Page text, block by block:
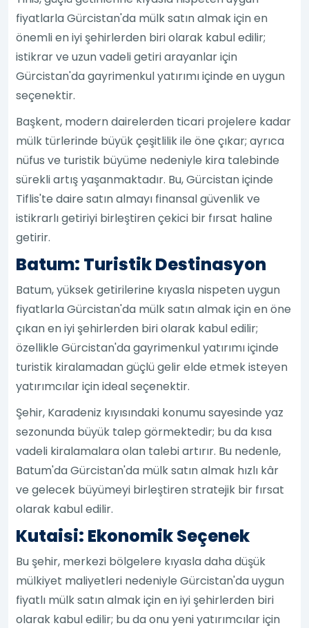
fiyatlarla Gürcistan'da mülk satın almak için en
önemli en iyi şehirlerden biri olarak kabul edilir;
istikrar ve uzun vadeli getiri arayanlar için
Gürcistan'da gayrimenkul yatırımı içinde en uygun
seçenektir.
Başkent, modern dairelerden ticari projelere kadar
mülk türlerinde büyük çeşitlilik ile öne çıkar; ayrıca
nüfus ve turistik büyüme nedeniyle kira talebinde
sürekli artış yaşanmaktadır. Bu, Gürcistan içinde
Tiflis'te daire satın almayı finansal güvenlik ve
istikrarlı getiriyi birleştiren çekici bir fırsat haline
getirir.
Batum: Turistik Destinasyon
Batum, yüksek getirilerine kıyasla nispeten uygun
fiyatlarla Gürcistan'da mülk satın almak için en öne
çıkan en iyi şehirlerden biri olarak kabul edilir;
özellikle Gürcistan'da gayrimenkul yatırımı içinde
turistik kiralamadan güçlü gelir elde etmek isteyen
yatırımcılar için ideal seçenektir.
Şehir, Karadeniz kıyısındaki konumu sayesinde yaz
sezonunda büyük talep görmektedir; bu da kısa
vadeli kiralamalara olan talebi artırır. Bu nedenle,
Batum'da Gürcistan'da mülk satın almak hızlı kâr
ve gelecek büyümeyi birleştiren stratejik bir fırsat
olarak kabul edilir.
Kutaisi: Ekonomik Seçenek
Bu şehir, merkezi bölgelere kıyasla daha düşük
mülkiyet maliyetleri nedeniyle Gürcistan'da uygun
fiyatlı mülk satın almak için en iyi şehirlerden biri
olarak kabul edilir; bu da onu yeni yatırımcılar için